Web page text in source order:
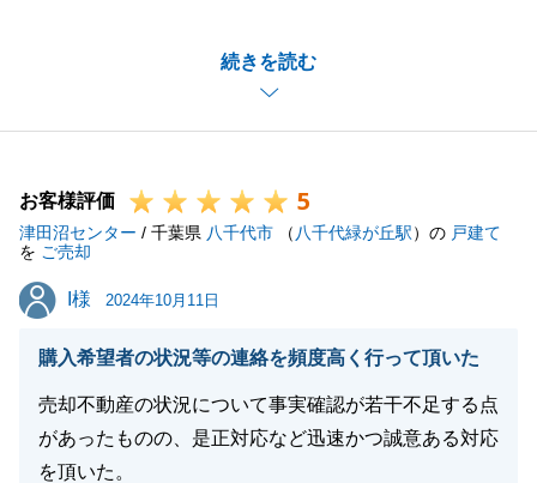
続きを読む
力いただけたおかげで円滑にお取引を終えることが出
重ねて御礼申し上げます。
談下さい。
I様にいただいたお言葉をありがたく頂戴し、日々精
進して参りますので引き続き何卒よろしくお願いいた
します。
閉じる
お客様評価 5
津田沼センター / 千葉県 八千代市 （ 八千代緑が丘駅）の 戸建て
を ご売却
I様
I様 2024年10月11日
購入希望者の状況等の連絡を頻度高く行って頂いた
売却不動産の状況について事実確認が若干不足する点
があったものの、是正対応など迅速かつ誠意ある対応
を頂いた。